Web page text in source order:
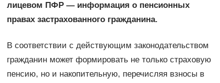
лицевом ПФР — информация о пенсионных
правах застрахованного гражданина.
В соответствии с действующим законодательством
гражданин может формировать не только страховую
пенсию, но и накопительную, перечисляя взносы в